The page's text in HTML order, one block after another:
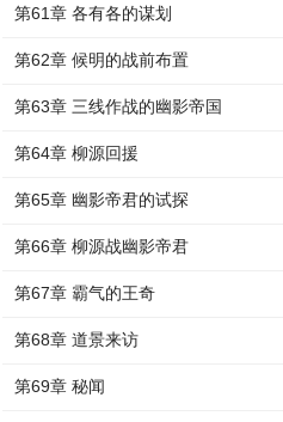
第61章 各有各的谋划
第62章 候明的战前布置
第63章 三线作战的幽影帝国
第64章 柳源回援
第65章 幽影帝君的试探
第66章 柳源战幽影帝君
第67章 霸气的王奇
第68章 道景来访
第69章 秘闻